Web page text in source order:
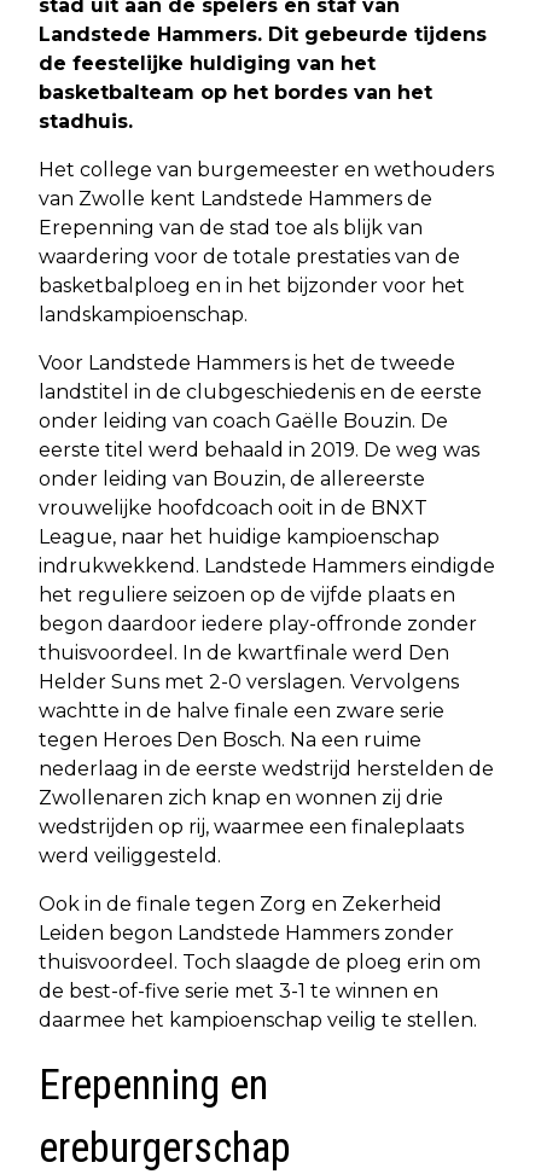
stad uit aan de spelers en staf van
Landstede Hammers. Dit gebeurde tijdens
de feestelijke huldiging van het
basketbalteam op het bordes van het
stadhuis.
Het college van burgemeester en wethouders
van Zwolle kent Landstede Hammers de
Erepenning van de stad toe als blijk van
waardering voor de totale prestaties van de
basketbalploeg en in het bijzonder voor het
landskampioenschap.
Voor Landstede Hammers is het de tweede
landstitel in de clubgeschiedenis en de eerste
onder leiding van coach Gaëlle Bouzin. De
eerste titel werd behaald in 2019. De weg was
onder leiding van Bouzin, de allereerste
vrouwelijke hoofdcoach ooit in de BNXT
League, naar het huidige kampioenschap
indrukwekkend. Landstede Hammers eindigde
het reguliere seizoen op de vijfde plaats en
begon daardoor iedere play-offronde zonder
thuisvoordeel. In de kwartfinale werd Den
Helder Suns met 2-0 verslagen. Vervolgens
wachtte in de halve finale een zware serie
tegen Heroes Den Bosch. Na een ruime
nederlaag in de eerste wedstrijd herstelden de
Zwollenaren zich knap en wonnen zij drie
wedstrijden op rij, waarmee een finaleplaats
werd veiliggesteld.
Ook in de finale tegen Zorg en Zekerheid
Leiden begon Landstede Hammers zonder
thuisvoordeel. Toch slaagde de ploeg erin om
de best-of-five serie met 3-1 te winnen en
daarmee het kampioenschap veilig te stellen.
Erepenning en
ereburgerschap